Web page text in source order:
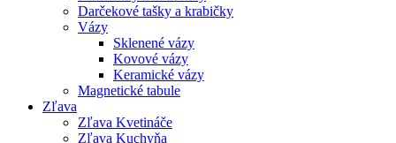
Darčekové tašky a krabičky
Vázy
Sklenené vázy
Kovové vázy
Keramické vázy
Magnetické tabule
Zľava
Zľava Kvetináče
Zľava Kuchyňa